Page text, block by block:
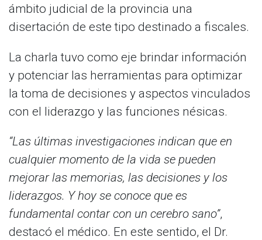
ámbito judicial de la provincia una
disertación de este tipo destinado a fiscales.
La charla tuvo como eje brindar información
y potenciar las herramientas para optimizar
la toma de decisiones y aspectos vinculados
con el liderazgo y las funciones nésicas.
“Las últimas investigaciones indican que en
cualquier momento de la vida se pueden
mejorar las memorias, las decisiones y los
liderazgos. Y hoy se conoce que es
fundamental contar con un cerebro sano”,
destacó el médico. En este sentido, el Dr.